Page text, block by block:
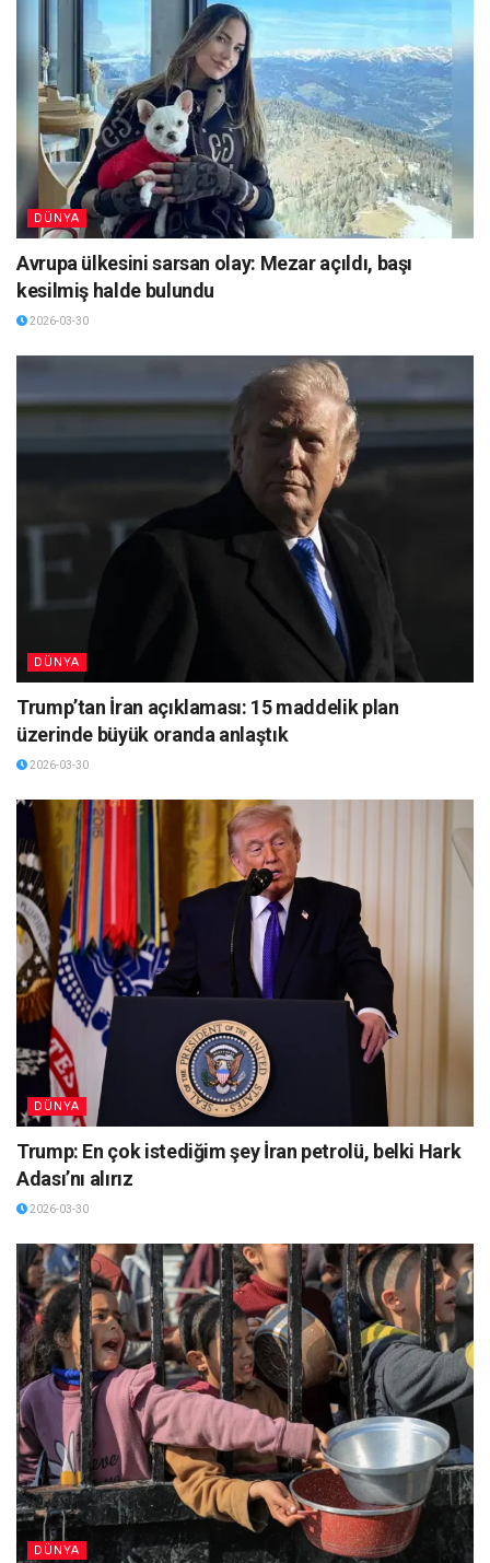
DÜNYA
Avrupa ülkesini sarsan olay: Mezar açıldı, başı
kesilmiş halde bulundu
2026-03-30
DÜNYA
Trump’tan İran açıklaması: 15 maddelik plan
üzerinde büyük oranda anlaştık
2026-03-30
DÜNYA
Trump: En çok istediğim şey İran petrolü, belki Hark
Adası’nı alırız
2026-03-30
DÜNYA